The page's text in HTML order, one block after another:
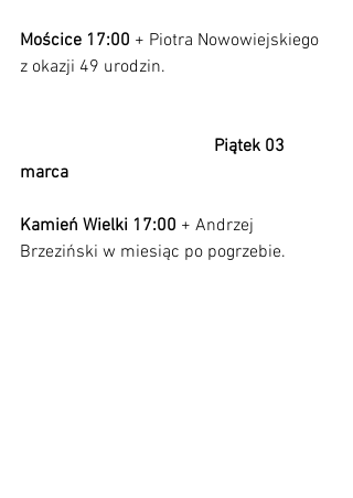
Mościce 17:00 + Piotra Nowowiejskiego
z okazji 49 urodzin.
                                            Piątek 03
marca
Kamień Wielki 17:00 + Andrzej
Brzeziński w miesiąc po pogrzebie.